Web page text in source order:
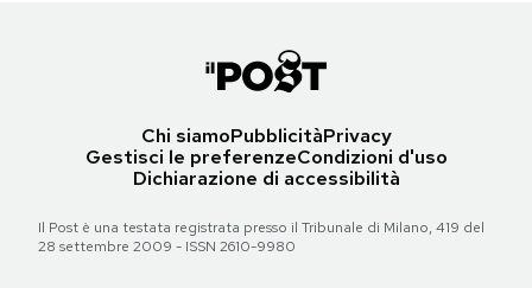
Chi siamoPubblicitàPrivacy
Gestisci le preferenzeCondizioni d'uso
Dichiarazione di accessibilità
Il Post è una testata registrata presso il Tribunale di Milano, 419 del
28 settembre 2009 - ISSN 2610-9980